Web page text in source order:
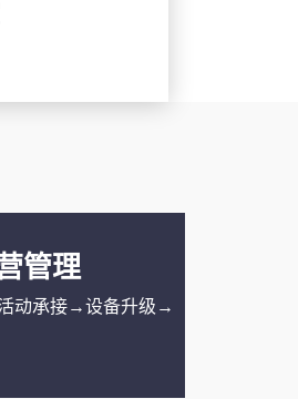
管理
动承接→设备升级→